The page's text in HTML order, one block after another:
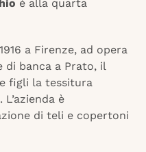
è alla quarta
a Firenze, ad opera
di banca a Prato, il
figli la tessitura
è
di teli e copertoni